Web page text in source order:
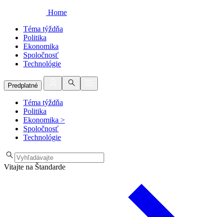
Home
Téma týždňa
Politika
Ekonomika
Spoločnosť
Technológie
Predplatné
Téma týždňa
Politika
Ekonomika >
Spoločnosť
Technológie
Vitajte na Štandarde